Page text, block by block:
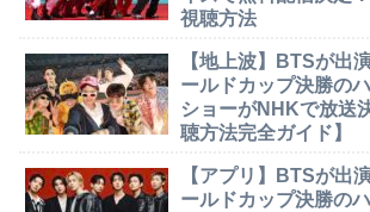
視聴方法
【地上波】BTSが出
ールドカップ決勝の
ショーがNHKで放送
聴方法完全ガイド】
【アプリ】BTSが出
ールドカップ決勝の